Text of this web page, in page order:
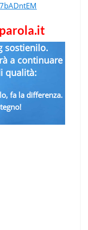
sostienilo.
a continuare
qualità:
fa la differenza.